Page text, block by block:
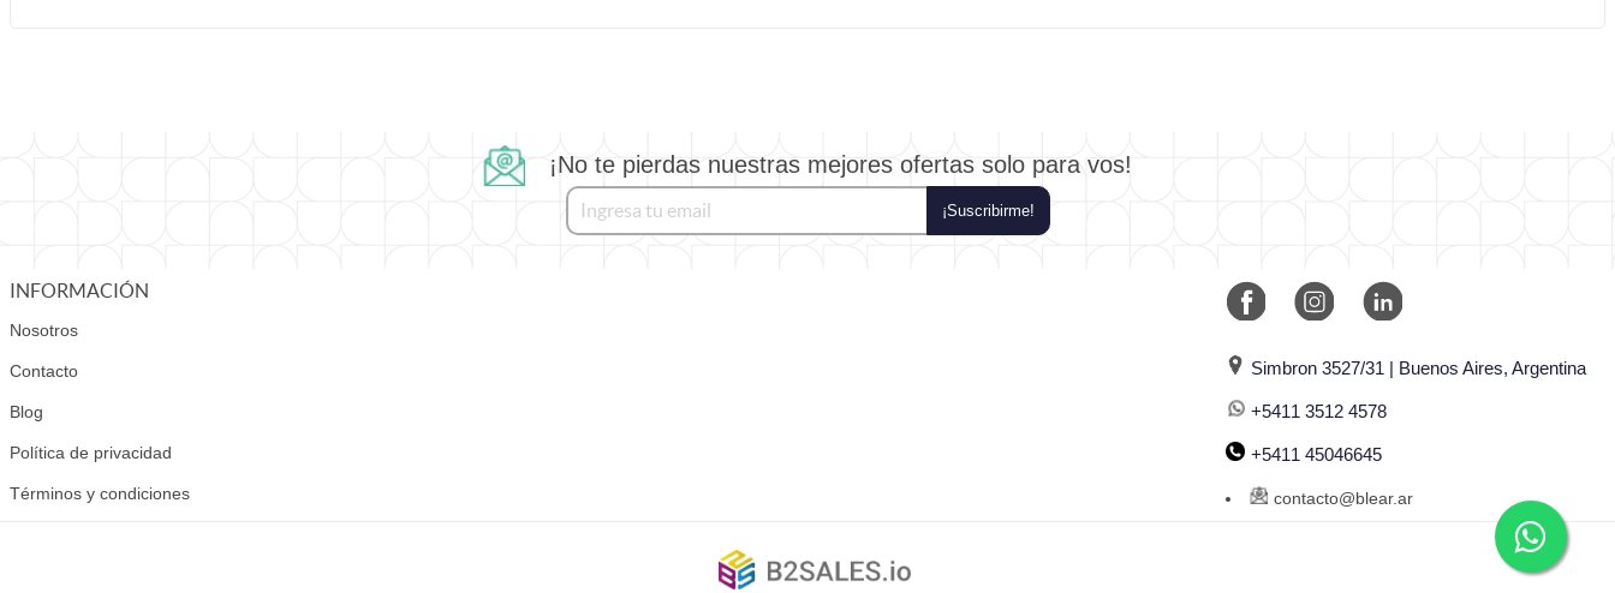
¡No te pierdas nuestras mejores ofertas solo para vos!
¡Suscribirme!
INFORMACIÓN
Nosotros
Contacto
Blog
Política de privacidad
Términos y condiciones
Simbron 3527/31 | Buenos Aires, Argentina
+5411 3512 4578
+5411 45046645
contacto@blear.ar